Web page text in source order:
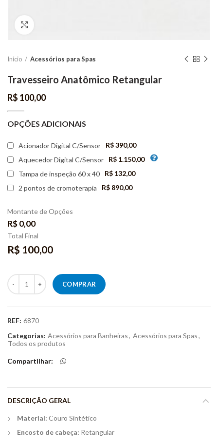
Início Acessórios para Spas
Travesseiro Anatômico Retangular
R$ 100,00
OPÇÕES ADICIONAIS
Acionador Digital C/Sensor
R$ 390,00
Aquecedor Digital C/Sensor
R$ 1.150,00
Tampa de inspeção 60 x 40
R$ 132,00
2 pontos de cromoterapia
R$ 890,00
Montante de Opções
R$ 0,00
Total Final
R$ 100,00
Quantidade
COMPRAR
REF: 6870
Categorias: Acessórios para Banheiras, Acessórios para Spas,
Todos os produtos
Compartilhar
DESCRIÇÃO GERAL
Material: Couro Sintético
Encosto de cabeça: Retangular